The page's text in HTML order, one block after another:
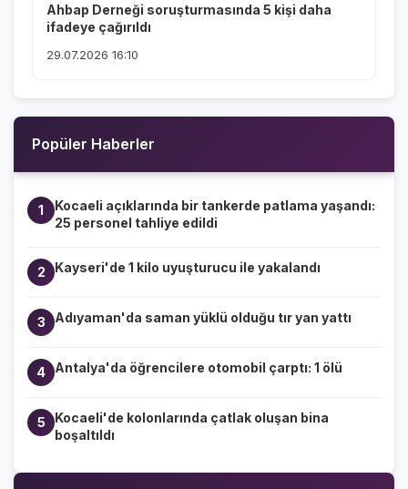
Ahbap Derneği soruşturmasında 5 kişi daha
ifadeye çağırıldı
29.07.2026 16:10
Popüler Haberler
1
Kocaeli açıklarında bir tankerde patlama yaşandı:
25 personel tahliye edildi
2 Kayseri'de 1 kilo uyuşturucu ile yakalandı
3 Adıyaman'da saman yüklü olduğu tır yan yattı
4 Antalya'da öğrencilere otomobil çarptı: 1 ölü
5
Kocaeli'de kolonlarında çatlak oluşan bina
boşaltıldı